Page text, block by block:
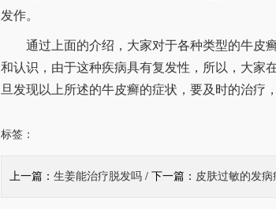
发作。
通过上面的介绍，大家对于各种类型的牛皮
和认识，由于这种疾病具有复发性，所以，大家
旦发现以上所述的牛皮癣的症状，要及时的治疗
标签：
上一篇： 生姜能治疗脱发吗 / 下一篇： 皮肤过敏的发